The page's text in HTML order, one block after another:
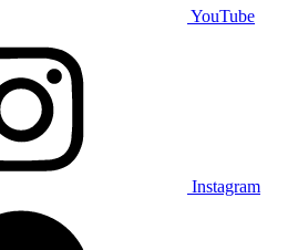
YouTube
Instagram